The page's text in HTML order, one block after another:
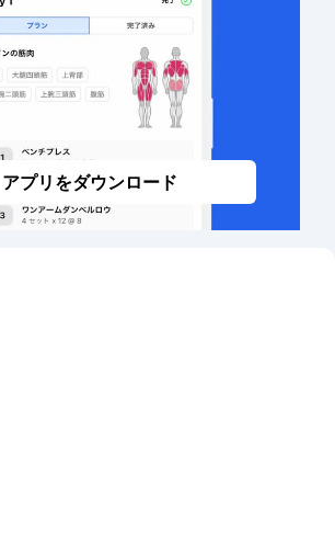
アプリをダウンロード